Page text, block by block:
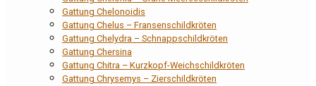
Gattung Chelonoidis
Gattung Chelus – Fransenschildkröten
Gattung Chelydra – Schnappschildkröten
Gattung Chersina
Gattung Chitra – Kurzkopf-Weichschildkröten
Gattung Chrysemys – Zierschildkröten